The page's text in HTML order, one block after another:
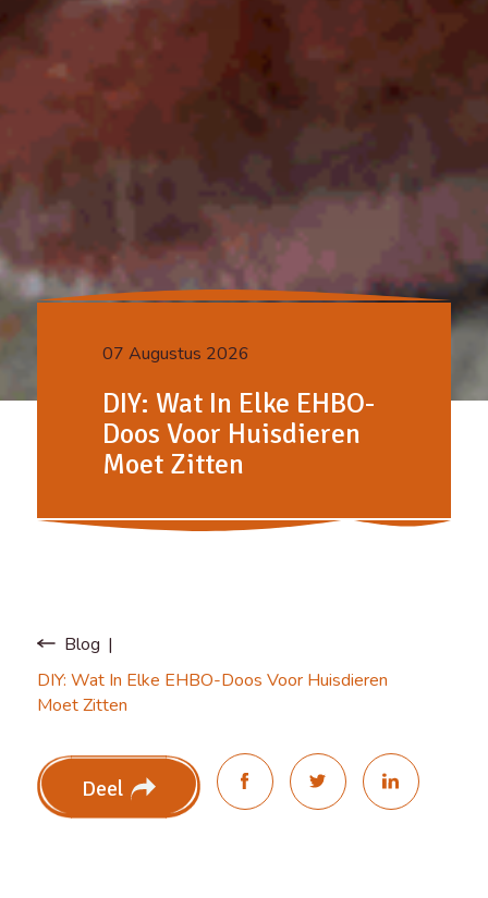
07 Augustus 2026
DIY: Wat In Elke EHBO-
Doos Voor Huisdieren
Moet Zitten
Blog
DIY: Wat In Elke EHBO-Doos Voor Huisdieren
Moet Zitten
Deel